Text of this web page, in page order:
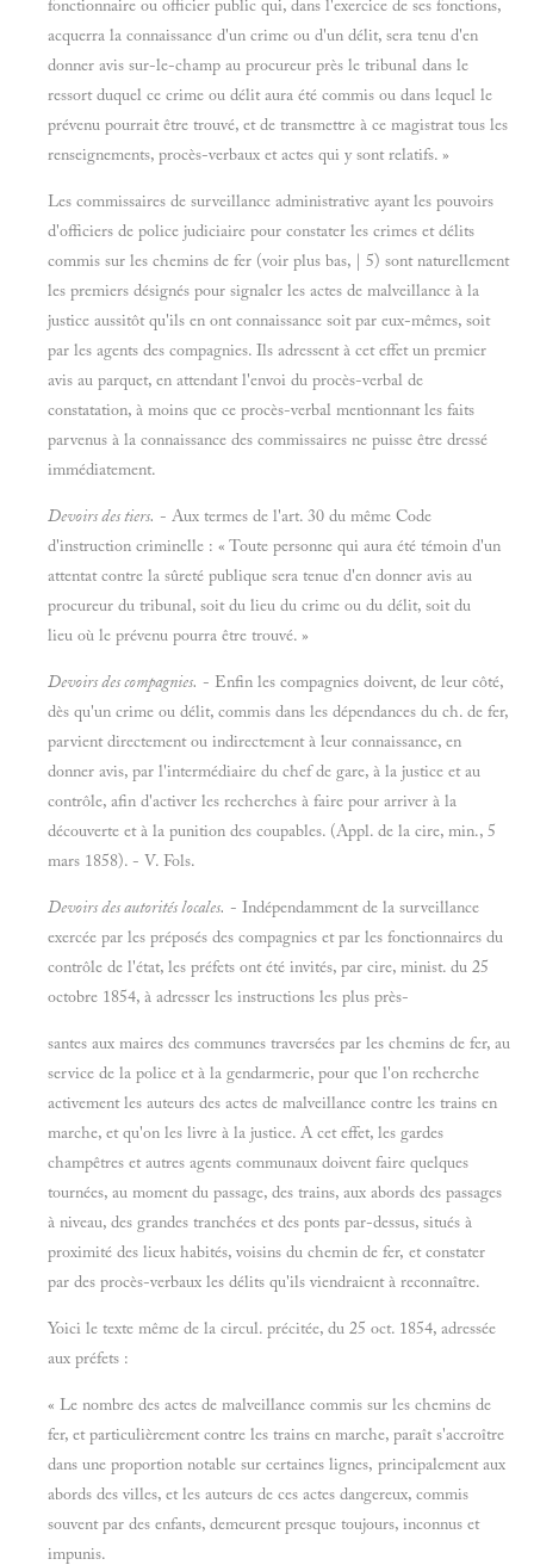
fonctionnaire ou officier public qui, dans l'exercice de ses fonctions,
acquerra la connaissance d'un crime ou d'un délit, sera tenu d'en
donner avis sur-le-champ au procureur près le tribunal dans le
ressort duquel ce crime ou délit aura été commis ou dans lequel le
prévenu pourrait être trouvé, et de transmettre à ce magistrat tous les
renseignements, procès-verbaux et actes qui y sont relatifs. »
Les commissaires de surveillance administrative ayant les pouvoirs
d'officiers de police judiciaire pour constater les crimes et délits
commis sur les chemins de fer (voir plus bas, | 5) sont naturellement
les premiers désignés pour signaler les actes de malveillance à la
justice aussitôt qu'ils en ont connaissance soit par eux-mêmes, soit
par les agents des compagnies. Ils adressent à cet effet un premier
avis au parquet, en attendant l'envoi du procès-verbal de
constatation, à moins que ce procès-verbal mentionnant les faits
parvenus à la connaissance des commissaires ne puisse être dressé
immédiatement.
Devoirs des tiers. - Aux termes de l'art. 30 du même Code
d'instruction criminelle : « Toute personne qui aura été témoin d'un
attentat contre la sûreté publique sera tenue d'en donner avis au
procureur du tribunal, soit du lieu du crime ou du délit, soit du
lieu où le prévenu pourra être trouvé. »
Devoirs des compagnies. - Enfin les compagnies doivent, de leur côté,
dès qu'un crime ou délit, commis dans les dépendances du ch. de fer,
parvient directement ou indirectement à leur connaissance, en
donner avis, par l'intermédiaire du chef de gare, à la justice et au
contrôle, afin d'activer les recherches à faire pour arriver à la
découverte et à la punition des coupables. (Appl. de la cire, min., 5
mars 1858). - V. Fols.
Devoirs des autorités locales. - Indépendamment de la surveillance
exercée par les préposés des compagnies et par les fonctionnaires du
contrôle de l'état, les préfets ont été invités, par cire, minist. du 25
octobre 1854, à adresser les instructions les plus près-
santes aux maires des communes traversées par les chemins de fer, au
service de la police et à la gendarmerie, pour que l'on recherche
activement les auteurs des actes de malveillance contre les trains en
marche, et qu'on les livre à la justice. A cet effet, les gardes
champêtres et autres agents communaux doivent faire quelques
tournées, au moment du passage, des trains, aux abords des passages
à niveau, des grandes tranchées et des ponts par-dessus, situés à
proximité des lieux habités, voisins du chemin de fer, et constater
par des procès-verbaux les délits qu'ils viendraient à reconnaître.
Yoici le texte même de la circul. précitée, du 25 oct. 1854, adressée
aux préfets :
« Le nombre des actes de malveillance commis sur les chemins de
fer, et particulièrement contre les trains en marche, paraît s'accroître
dans une proportion notable sur certaines lignes, principalement aux
abords des villes, et les auteurs de ces actes dangereux, commis
souvent par des enfants, demeurent presque toujours, inconnus et
impunis.